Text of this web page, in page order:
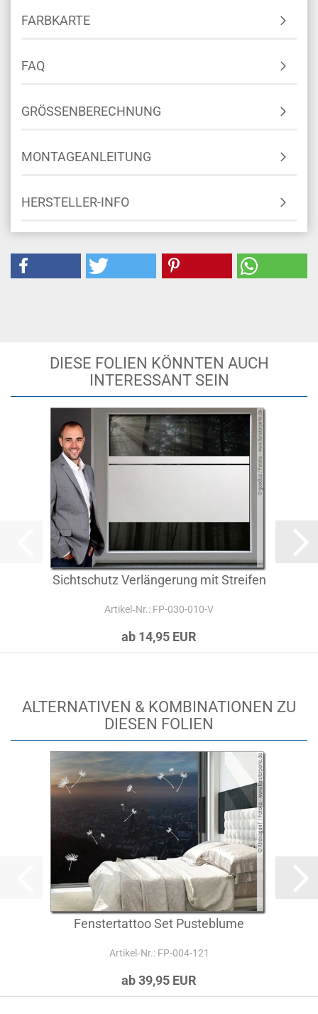
FARBKARTE
FAQ
GRÖSSENBERECHNUNG
MONTAGEANLEITUNG
HERSTELLER-INFO
DIESE FOLIEN KÖNNTEN AUCH
INTERESSANT SEIN
Sichtschutz Verlängerung mit Streifen
Artikel‑Nr.: FP-030-010-V
ab 14,95 EUR
ALTERNATIVEN & KOMBINATIONEN ZU
DIESEN FOLIEN
Fenstertattoo Set Pusteblume
Artikel‑Nr.: FP-004-121
ab 39,95 EUR